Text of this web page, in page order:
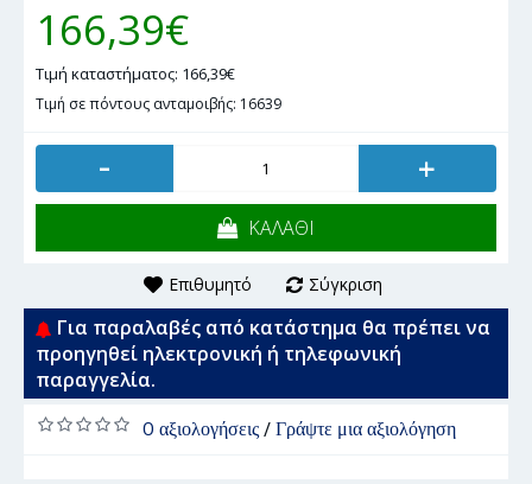
166,39€
Τιμή καταστήματος: 166,39€
Τιμή σε πόντους ανταμοιβής: 16639
- +
ΚΑΛΑΘΙ
Επιθυμητό Σύγκριση
Για παραλαβές από κατάστημα θα πρέπει να
προηγηθεί ηλεκτρονική ή τηλεφωνική
παραγγελία.
0 αξιολογήσεις/ Γράψτε μια αξιολόγηση